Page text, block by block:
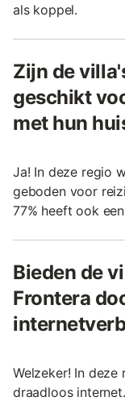
als koppel.
Zijn de
geschikt
met hun
Ja! In deze regio
geboden voor
77% heeft ook
Bieden de
Frontera
Welzeker! In
draadloos